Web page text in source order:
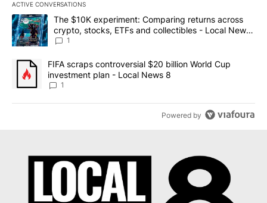
ACTIVE CONVERSATIONS
The following is a list of the most commented articles in the last
A trending article titled "The $10K experiment: Comparing
The $10K experiment: Comparing returns across
crypto, stocks, ETFs and collectibles - Local News
8
1
A trending article titled "FIFA scraps controversial $20 billion
FIFA scraps controversial $20 billion World Cup
investment plan - Local News 8
1
Powered by